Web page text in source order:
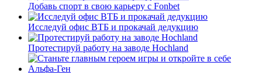
Добавь спорт в свою карьеру с Fonbet
Исследуй офис ВТБ и прокачай дедукцию
Протестируй работу на заводе Hochland